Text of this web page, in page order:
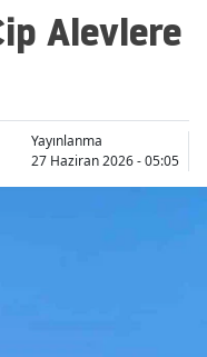
Alevlere
Yayınlanma
27 Haziran 2026 - 05:05